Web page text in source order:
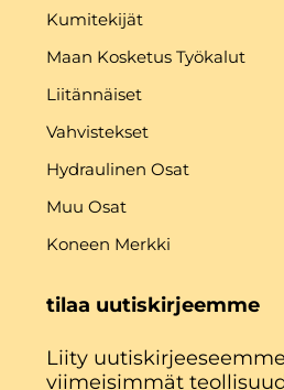
Kumitekijät
Maan Kosketus Työkalut
Liitännäiset
Vahvistekset
Hydraulinen Osat
Muu Osat
Koneen Merkki
tilaa uutiskirjeemme
Liity
viimeisimmät